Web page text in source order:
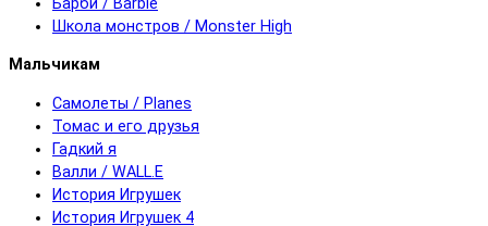
Школа монстров / Monster High
Мальчикам
Самолеты / Planes
Томас и его друзья
Гадкий я
Валли / WALL.E
История Игрушек
История Игрушек 4